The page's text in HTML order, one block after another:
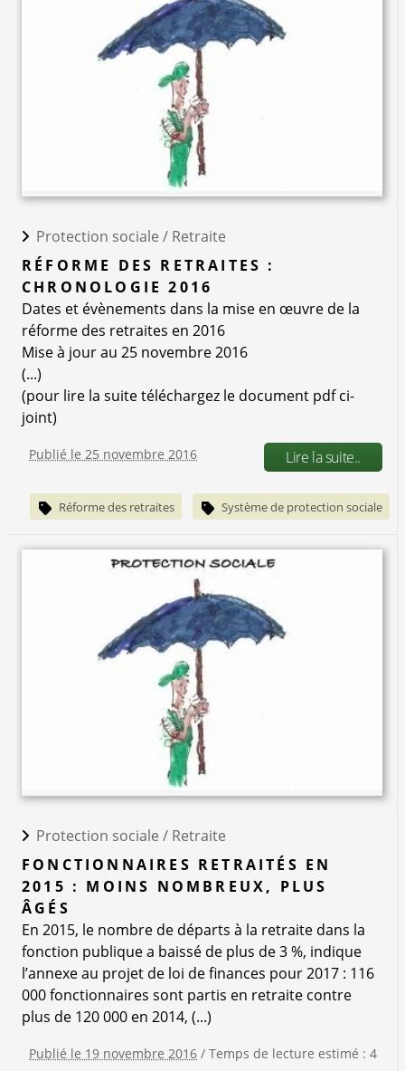
Protection sociale / Retraite
RÉFORME DES RETRAITES :
CHRONOLOGIE 2016
Dates et évènements dans la mise en œuvre de la
réforme des retraites en 2016
Mise à jour au 25 novembre 2016
(...)
(pour lire la suite téléchargez le document pdf ci-
joint)
Publié le 25 novembre 2016 Lire la suite..
Réforme des retraites Système de protection sociale
Protection sociale / Retraite
FONCTIONNAIRES RETRAITÉS EN
2015 : MOINS NOMBREUX, PLUS
ÂGÉS
En 2015, le nombre de départs à la retraite dans la
fonction publique a baissé de plus de 3 %, indique
l’annexe au projet de loi de finances pour 2017 : 116
000 fonctionnaires sont partis en retraite contre
plus de 120 000 en 2014, (...)
Publié le 19 novembre 2016 / Temps de lecture estimé : 4